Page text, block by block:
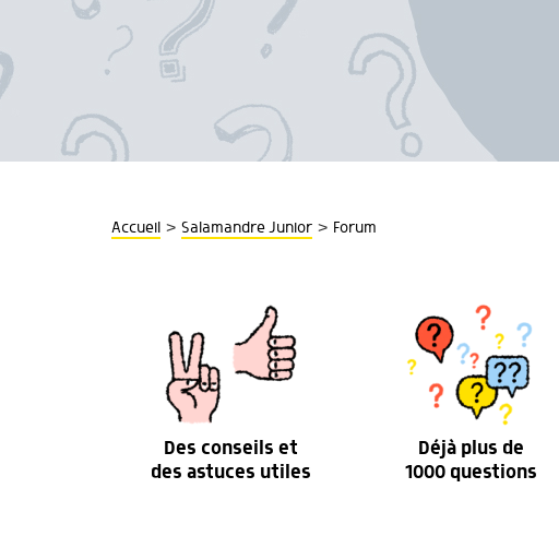
Accueil > Salamandre Junior > Forum
Des conseils et
des astuces utiles
Déjà plus de
1000 questions